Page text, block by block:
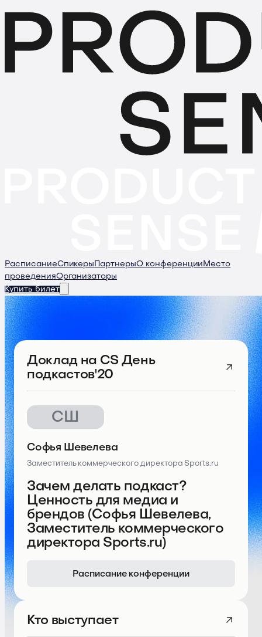
РасписаниеСпикеры ПартнерыО конференции Место
проведенияОрганизаторы
Купить билет
Доклад на CS День
подкастов'20
СШ
Зачем делать подкаст?
Ценность для медиа и
брендов (Софья Шевелева,
Заместитель коммерческого
директора Sports.ru)
Софья Шевелева
Заместитель коммерческого директора Sports.ru
Расписание конференции
Кто выступает